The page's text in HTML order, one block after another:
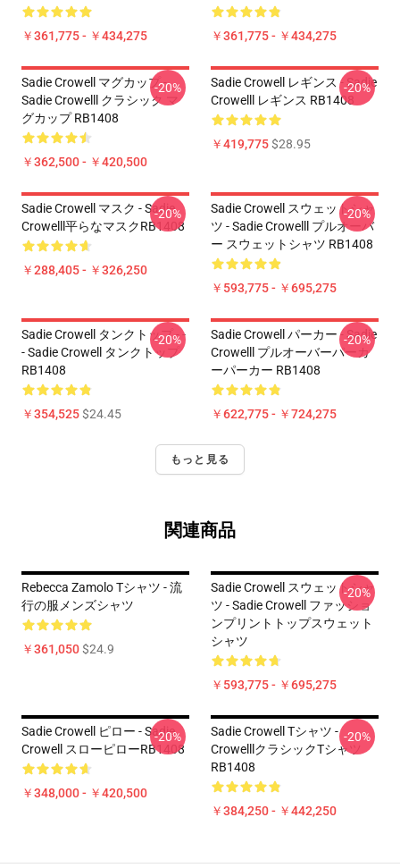
￥361,775 - ￥434,275 ￥361,775 - ￥434,275
Sadie Crowell マグカップ -
Sadie Crowelll クラシック マ
グカップ RB1408
￥362,500 - ￥420,500
-20%
Sadie Crowell レギンス - Sadie
Crowelll レギンス RB1408
￥419,775$28.95
-20%
Sadie Crowell マスク - Sadie
Crowelll平らなマスクRB1408
￥288,405 - ￥326,250
-20%
Sadie Crowell スウェットシャ
ツ - Sadie Crowelll プルオーバ
ー スウェットシャツ RB1408
￥593,775 - ￥695,275
-20%
Sadie Crowell タンクトップ - -
- Sadie Crowell タンクトップ
RB1408
￥354,525$24.45
-20%
Sadie Crowell パーカー - Sadie
Crowelll プルオーバーパーカ
ーパーカー RB1408
￥622,775 - ￥724,275
-20%
もっと見る
関連商品
Rebecca Zamolo Tシャツ - 流
行の服メンズシャツ
￥361,050$24.9
Sadie Crowell スウェットシャ
ツ - Sadie Crowell ファッショ
ンプリントトップスウェット
シャツ
￥593,775 - ￥695,275
-20%
Sadie Crowell ピロー - Sadie
Crowell スローピローRB1408
￥348,000 - ￥420,500
-20%
Sadie Crowell Tシャツ -
CrowelllクラシックTシャツ
RB1408
￥384,250 - ￥442,250
-20%